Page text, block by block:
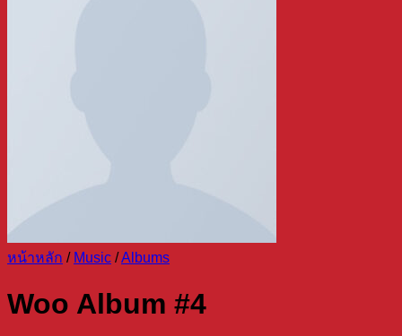
หน้าหลัก / Music /Albums
Woo Album #4